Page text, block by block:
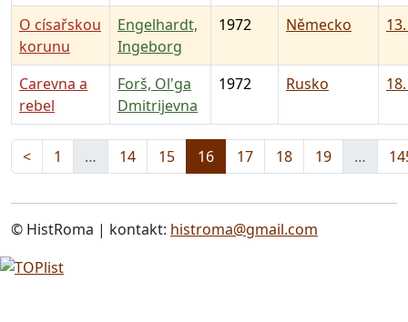
O císařskou
korunu
Engelhardt,
Ingeborg
1972 Německo
Carevna a
rebel
Forš, Ol'ga
Dmitrijevna
1972 Rusko
< 1 … 14 15 16 17 18 19 …
© HistRoma | kontakt: histroma@gmail.com